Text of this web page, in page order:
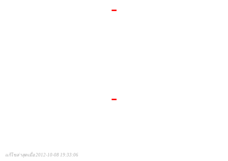
-
-
แก้ไขล่าสุดเมื่อ 2012-10-08 19:33:06